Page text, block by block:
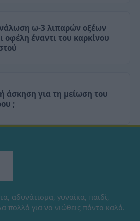
ω-3 λιπαρών οξέων
οφέλη έναντι του καρκίνου
άσκηση για τη μείωση του
;
αδυνάτισμα, γυναίκα, παιδί,
πολλά για να νιώθεις πάντα καλά.